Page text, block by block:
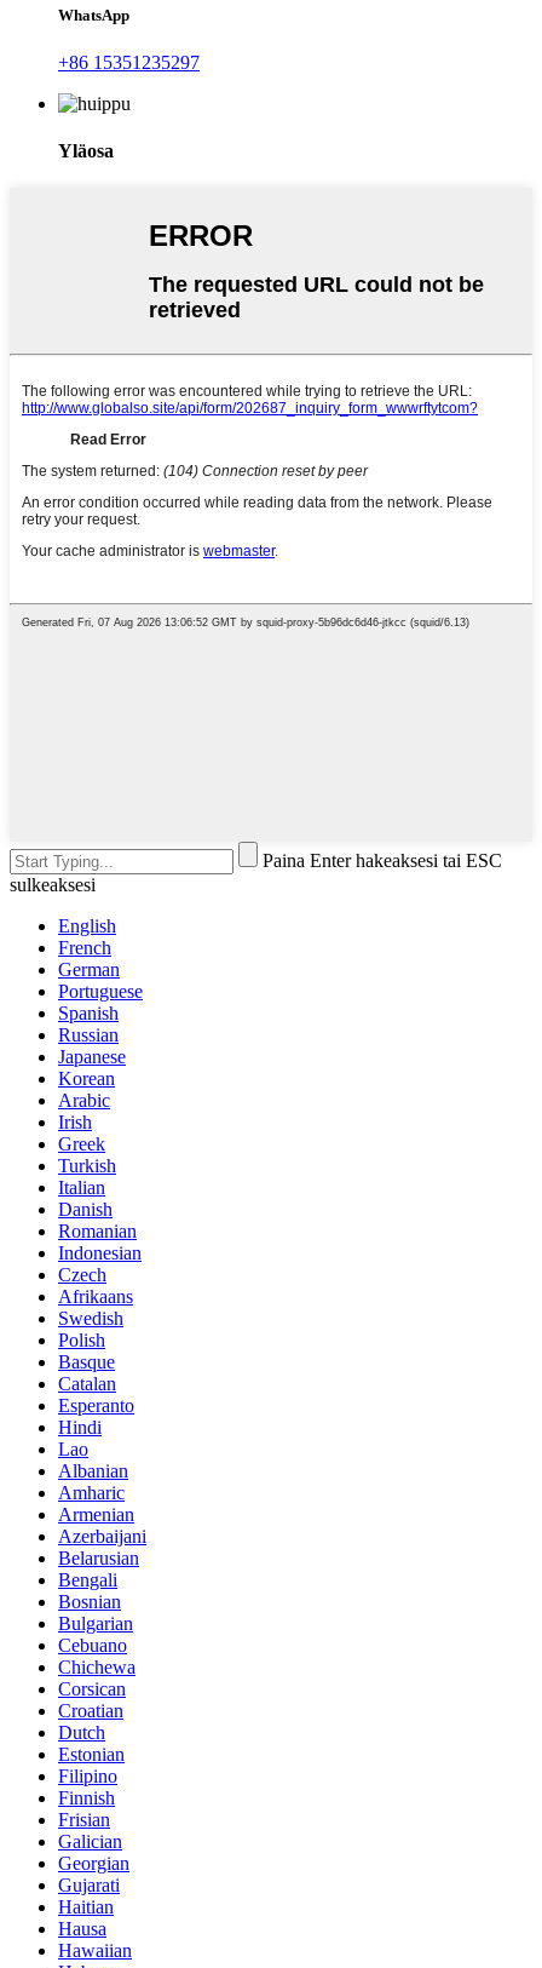
WhatsApp
+86 15351235297
Yläosa
Paina Enter hakeaksesi tai ESC
sulkeaksesi
English
French
German
Portuguese
Spanish
Russian
Japanese
Korean
Arabic
Irish
Greek
Turkish
Italian
Danish
Romanian
Indonesian
Czech
Afrikaans
Swedish
Polish
Basque
Catalan
Esperanto
Hindi
Lao
Albanian
Amharic
Armenian
Azerbaijani
Belarusian
Bengali
Bosnian
Bulgarian
Cebuano
Chichewa
Corsican
Croatian
Dutch
Estonian
Filipino
Finnish
Frisian
Galician
Georgian
Gujarati
Haitian
Hausa
Hawaiian